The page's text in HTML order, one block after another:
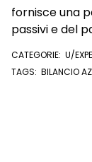
fornisce una
passivi e del
dato
CATEGORIE: U/
CAMERALE
TAGS: BILANCIO